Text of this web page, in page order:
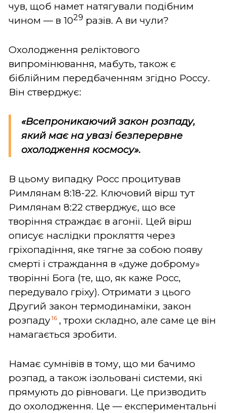
чув, щоб намет натягували подібним
чином — в 1029 разів. А ви чули?
Охолодження реліктового
випромінювання, мабуть, також є
біблійним передбаченням згідно Россу.
Він стверджує:
«Всепроникаючий закон розпаду,
який має на увазі безперервне
охолодження космосу».
В цьому випадку Росс процитував
Римлянам 8:18-22. Ключовий вірш тут
Римлянам 8:22 стверджує, що все
творіння страждає в агонії. Цей вірш
описує наслідки прокляття через
гріхопадіння, яке тягне за собою появу
смерті і страждання в «дуже доброму»
творінні Бога (те, що, як каже Росс,
передувало гріху). Отримати з цього
Другий закон термодинаміки, закон
розпаду16 , трохи складно, але саме це він
намагається зробити.
Намає сумнівів в тому, що ми бачимо
розпад, а також ізольовані системи, які
прямують до рівноваги. Це призводить
до охолодження. Це — експериментальні